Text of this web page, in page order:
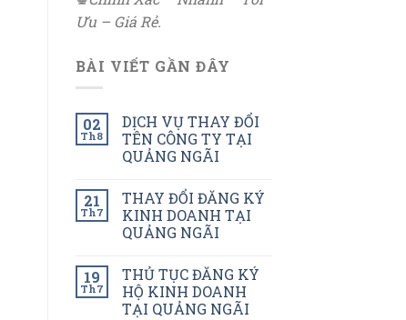
Ưu – Giá Rẻ.
BÀI VIẾT GẦN ĐÂY
02
Th8
DỊCH VỤ THAY ĐỔI
TÊN CÔNG TY TẠI
QUẢNG NGÃI
21
Th7
THAY ĐỔI ĐĂNG KÝ
KINH DOANH TẠI
QUẢNG NGÃI
19
Th7
THỦ TỤC ĐĂNG KÝ
HỘ KINH DOANH
TẠI QUẢNG NGÃI